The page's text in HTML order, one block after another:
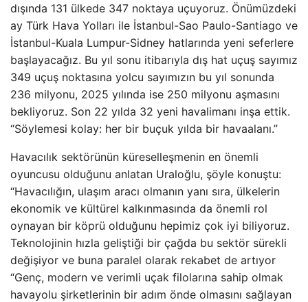
dışında 131 ülkede 347 noktaya uçuyoruz. Önümüzdeki
ay Türk Hava Yolları ile İstanbul-Sao Paulo-Santiago ve
İstanbul-Kuala Lumpur-Sidney hatlarında yeni seferlere
başlayacağız. Bu yıl sonu itibarıyla dış hat uçuş sayımız
349 uçuş noktasına yolcu sayımızın bu yıl sonunda
236 milyonu, 2025 yılında ise 250 milyonu aşmasını
bekliyoruz. Son 22 yılda 32 yeni havalimanı inşa ettik.
“Söylemesi kolay: her bir buçuk yılda bir havaalanı.”
Havacılık sektörünün küreselleşmenin en önemli
oyuncusu olduğunu anlatan Uraloğlu, şöyle konuştu:
“Havacılığın, ulaşım aracı olmanın yanı sıra, ülkelerin
ekonomik ve kültürel kalkınmasında da önemli rol
oynayan bir köprü olduğunu hepimiz çok iyi biliyoruz.
Teknolojinin hızla geliştiği bir çağda bu sektör sürekli
değişiyor ve buna paralel olarak rekabet de artıyor
“Genç, modern ve verimli uçak filolarına sahip olmak
havayolu şirketlerinin bir adım önde olmasını sağlayan